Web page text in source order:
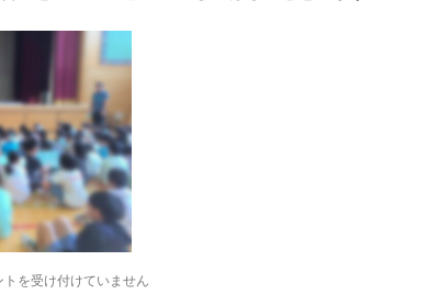
トを受け付けていません